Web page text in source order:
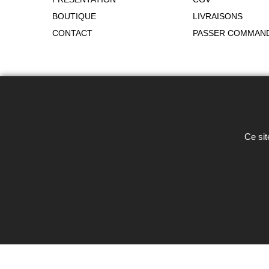
BOUTIQUE
CONTACT
LIVRAISONS
PASSER
Ce